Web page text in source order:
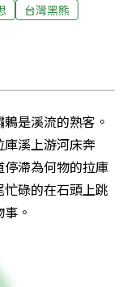
台灣黑熊
是溪流的熟客。
溪上游河床奔
滯為何物的拉庫
碌的在石頭上跳
。